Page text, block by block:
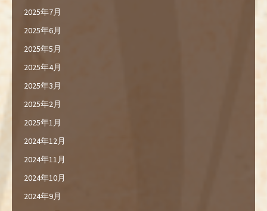
2025年7月
2025年6月
2025年5月
2025年4月
2025年3月
2025年2月
2025年1月
2024年12月
2024年11月
2024年10月
2024年9月